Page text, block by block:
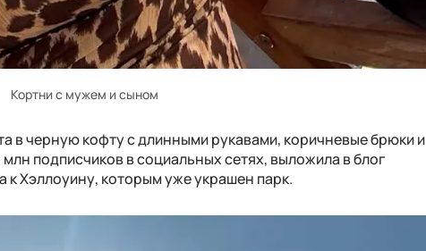
Кортни с мужем и сыном
в черную кофту с длинными рукавами, коричневые брюки и
подписчиков в социальных сетях, выложила в блог
к Хэллоуину, которым уже украшен парк.